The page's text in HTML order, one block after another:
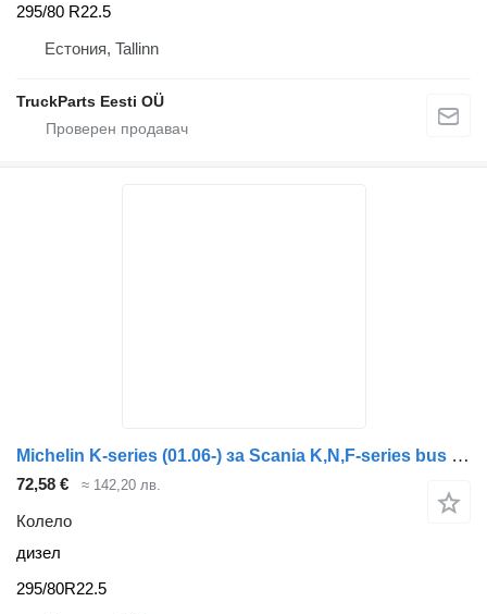
295/80 R22.5
Естония, Tallinn
TruckParts Eesti OÜ
Michelin K-series (01.06-) за Scania K,N,F-series bus (2006-)
72,58 € ≈ 142,20 лв.
Колело
дизел
295/80R22.5